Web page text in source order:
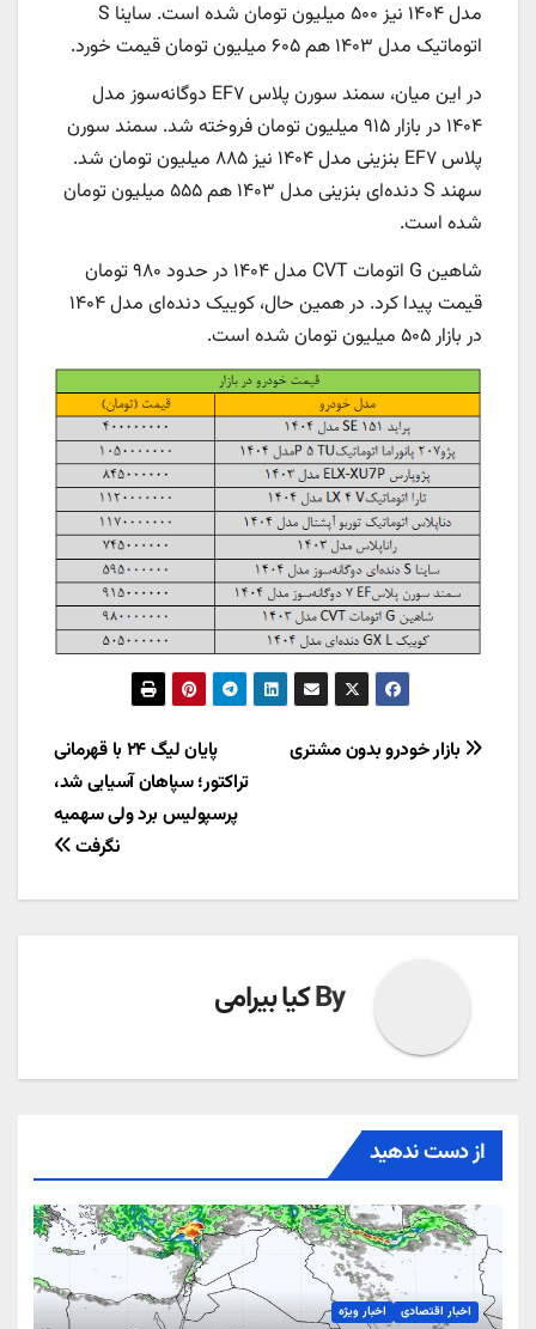
اتوماتیک مدل ۱۴۰۳ هم ۶۰۵ میلیون تومان قیمت خورد.
در این میان، سمند سورن پلاس EF۷ دوگانه‌سوز مدل
۱۴۰۴ در بازار ۹۱۵ میلیون تومان فروخته شد. سمند سورن
پلاس EF۷ بنزینی مدل ۱۴۰۴ نیز ۸۸۵ میلیون تومان شد.
سهند S دنده‌ای بنزینی مدل ۱۴۰۳ هم ۵۵۵ میلیون تومان
شده است.
شاهین G اتومات CVT مدل ۱۴۰۴ در حدود ۹۸۰ تومان
قیمت پیدا کرد. در همین حال، کوییک دنده‌ای مدل ۱۴۰۴
در بازار ۵۰۵ میلیون تومان شده است.
راهبری
پایان لیگ ۲۴ با قهرمانی
تراکتور؛ سپاهان آسیایی شد،
پرسپولیس برد ولی سهمیه
نگرفت
بازار خودرو بدون مشتری
Byکیا بیرامی
از دست ندهید
اخبار اقتصادی اخبار ویژه